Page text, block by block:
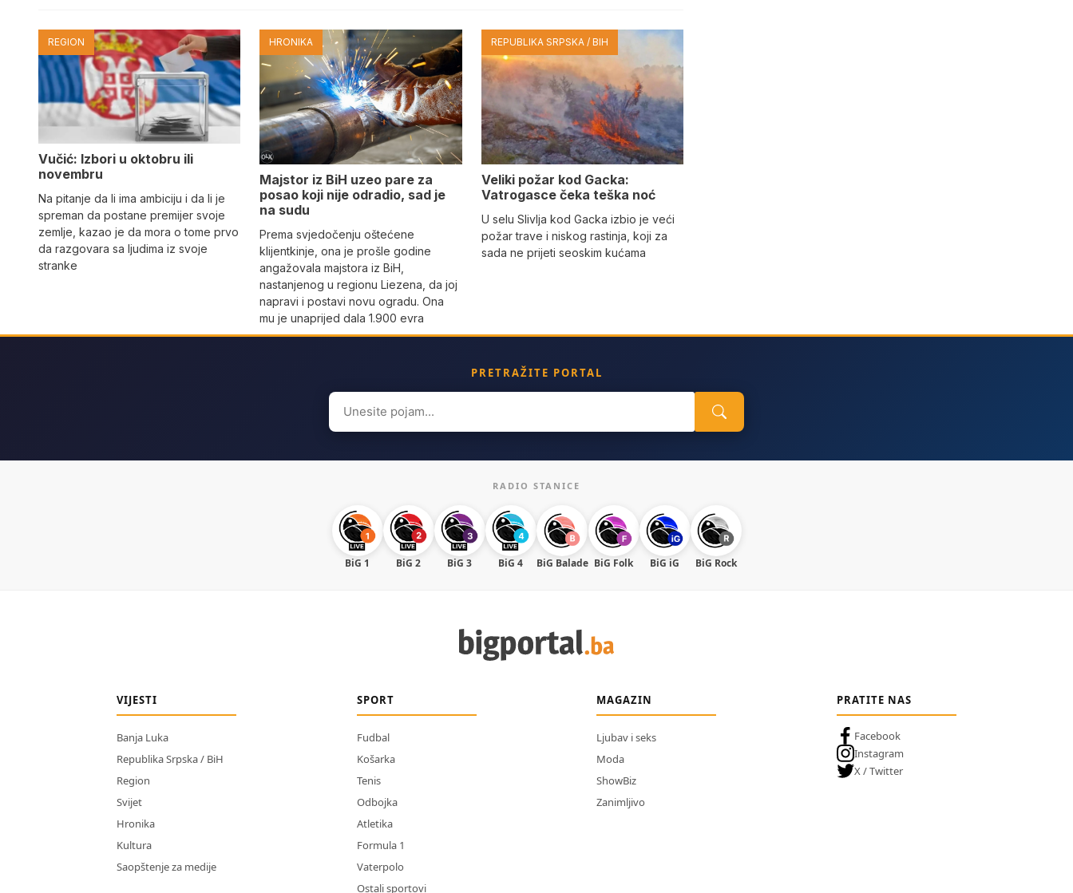
REGION
Vučić: Izbori u oktobru ili
novembru
Na pitanje da li ima ambiciju i da li je
spreman da postane premijer svoje
zemlje, kazao je da mora o tome prvo
da razgovara sa ljudima iz svoje
stranke
HRONIKA
Majstor iz BiH uzeo pare za
posao koji nije odradio, sad je
na sudu
Prema svjedočenju oštećene
klijentkinje, ona je prošle godine
angažovala majstora iz BiH,
nastanjenog u regionu Liezena, da joj
napravi i postavi novu ogradu. Ona
mu je unaprijed dala 1.900 evra
REPUBLIKA SRPSKA / BIH
Veliki požar kod Gacka:
Vatrogasce čeka teška noć
U selu Slivlja kod Gacka izbio je veći
požar trave i niskog rastinja, koji za
sada ne prijeti seoskim kućama
PRETRAŽITE PORTAL
Search
for:
RADIO STANICE
BiG 1 BiG 2 BiG 3 BiG 4 BiG Balade BiG Folk BiG iG BiG Rock
VIJESTI
Banja Luka
Republika Srpska / BiH
Region
Svijet
Hronika
Kultura
Saopštenje za medije
SPORT
Fudbal
Košarka
Tenis
Odbojka
Atletika
Formula 1
Vaterpolo
Ostali sportovi
MAGAZIN
Ljubav i seks
Moda
ShowBiz
Zanimljivo
PRATITE NAS
Facebook
Instagram
X / Twitter